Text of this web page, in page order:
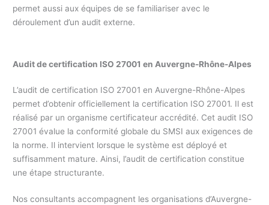
permet aussi aux équipes de se familiariser avec le
déroulement d’un audit externe.
Audit de certification ISO 27001 en Auvergne-Rhône-Alpes
L’audit de certification ISO 27001 en Auvergne-Rhône-Alpes
permet d’obtenir officiellement la certification ISO 27001. Il est
réalisé par un organisme certificateur accrédité. Cet audit ISO
27001 évalue la conformité globale du SMSI aux exigences de
la norme. Il intervient lorsque le système est déployé et
suffisamment mature. Ainsi, l’audit de certification constitue
une étape structurante.
Nos consultants accompagnent les organisations d’Auvergne-